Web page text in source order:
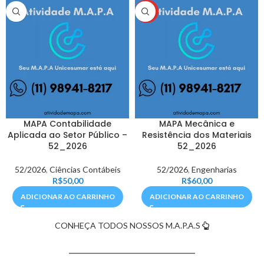
MAPA Contabilidade
Aplicada ao Setor Público –
52_2026
52/2026, Ciências Contábeis
R$50,00
ADICIONAR AO CARRINHO
HOT
MAPA Mecânica e
Resistência dos Materiais
52_2026
52/2026, Engenharias
R$60,00
ADICIONAR AO CARRINHO
CONHEÇA TODOS NOSSOS M.A.P.A.S